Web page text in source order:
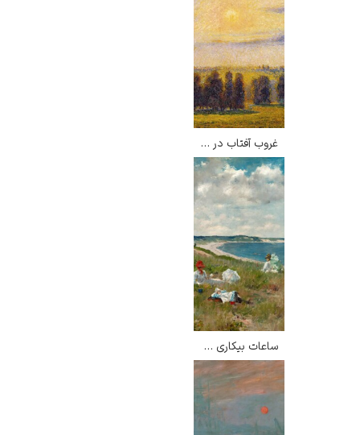
غروب آفتاب در ارانی – کامی پیسارو
ساعات بیکاری – ویلیام مریت چیس